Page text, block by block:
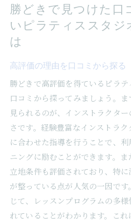
勝どきで見つけた口
いピラティススタジ
は
高評価の理由を口コミから探る
勝どきで高評価を得ているピラ
口コミから探ってみましょう。ま
見られるのが、インストラクタ
さです。経験豊富なインストラ
に合わせた指導を行うことで、
ニングに励むことができます。
立地条件も評価されており、特
が整っている点が人気の一因で
じて、レッスンプログラムの多
れていることがわかります。こ